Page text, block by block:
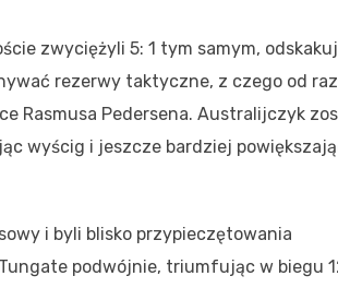
zwyciężyli 5: 1 tym samym,
rezerwy taktyczne, z czego od
Rasmusa Pedersena. Australijczyk
wyścig i jeszcze bardziej
i byli blisko przypieczętowania
podwójnie, triumfując w biegu